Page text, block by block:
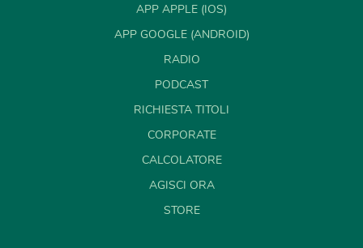
APP APPLE (IOS)
APP GOOGLE (ANDROID)
RADIO
PODCAST
RICHIESTA TITOLI
CORPORATE
CALCOLATORE
AGISCI ORA
STORE